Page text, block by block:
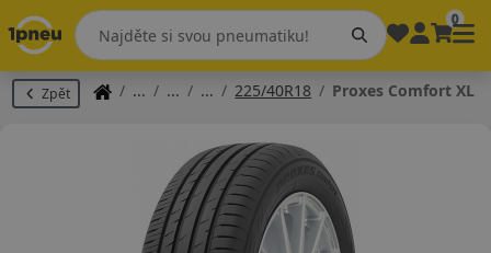
0
Zpět 225/40R18 Proxes Comfort XL